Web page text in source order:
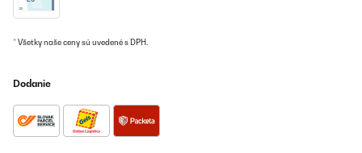
Reinigungswasser des ersten Durchgangs wird solange
insbesondere wichtig zu wissen bei Zeitprogrammen, wenn man
nicht gleich zur Stelle ist).Und nach dem Reinigungsdurchlauf, der
die Feuchtigkeit besser entweichen kann (ist aber nicht unbedingt
nötig).Der Mixer hat sehr kräftige Messer und der Mixerbehälter
ist aus sehr massivem Glas, das man sogar zur manuellen
* Všetky naše ceny sú uvedené s DPH.
Dodanie